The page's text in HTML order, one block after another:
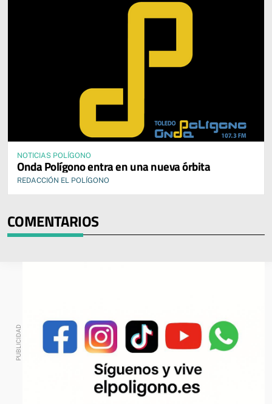
NOTICIAS POLÍGONO
Onda Polígono entra en una nueva órbita
REDACCIÓN EL POLÍGONO
COMENTARIOS